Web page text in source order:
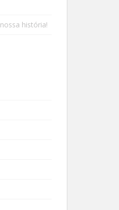
história!